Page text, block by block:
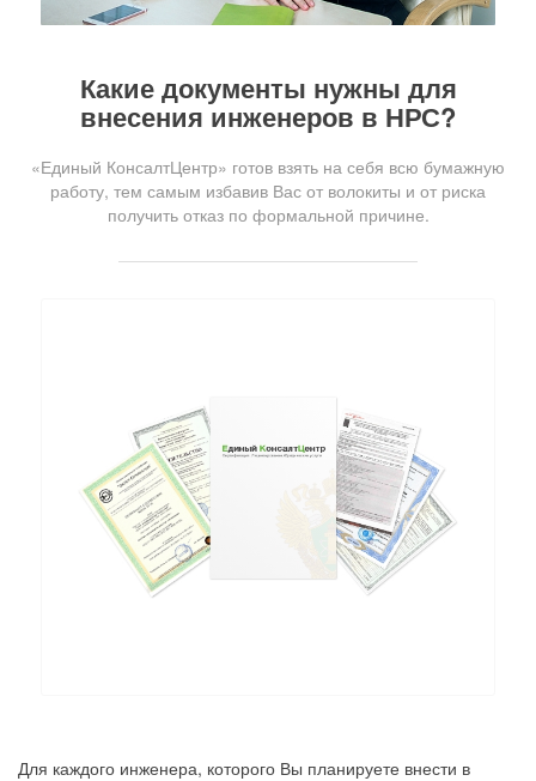
Какие документы нужны для
внесения инженеров в НРС?
«Единый КонсалтЦентр» готов взять на себя всю бумажную
работу, тем самым избавив Вас от волокиты и от риска
получить отказ по формальной причине.
Для каждого инженера, которого Вы планируете внести в